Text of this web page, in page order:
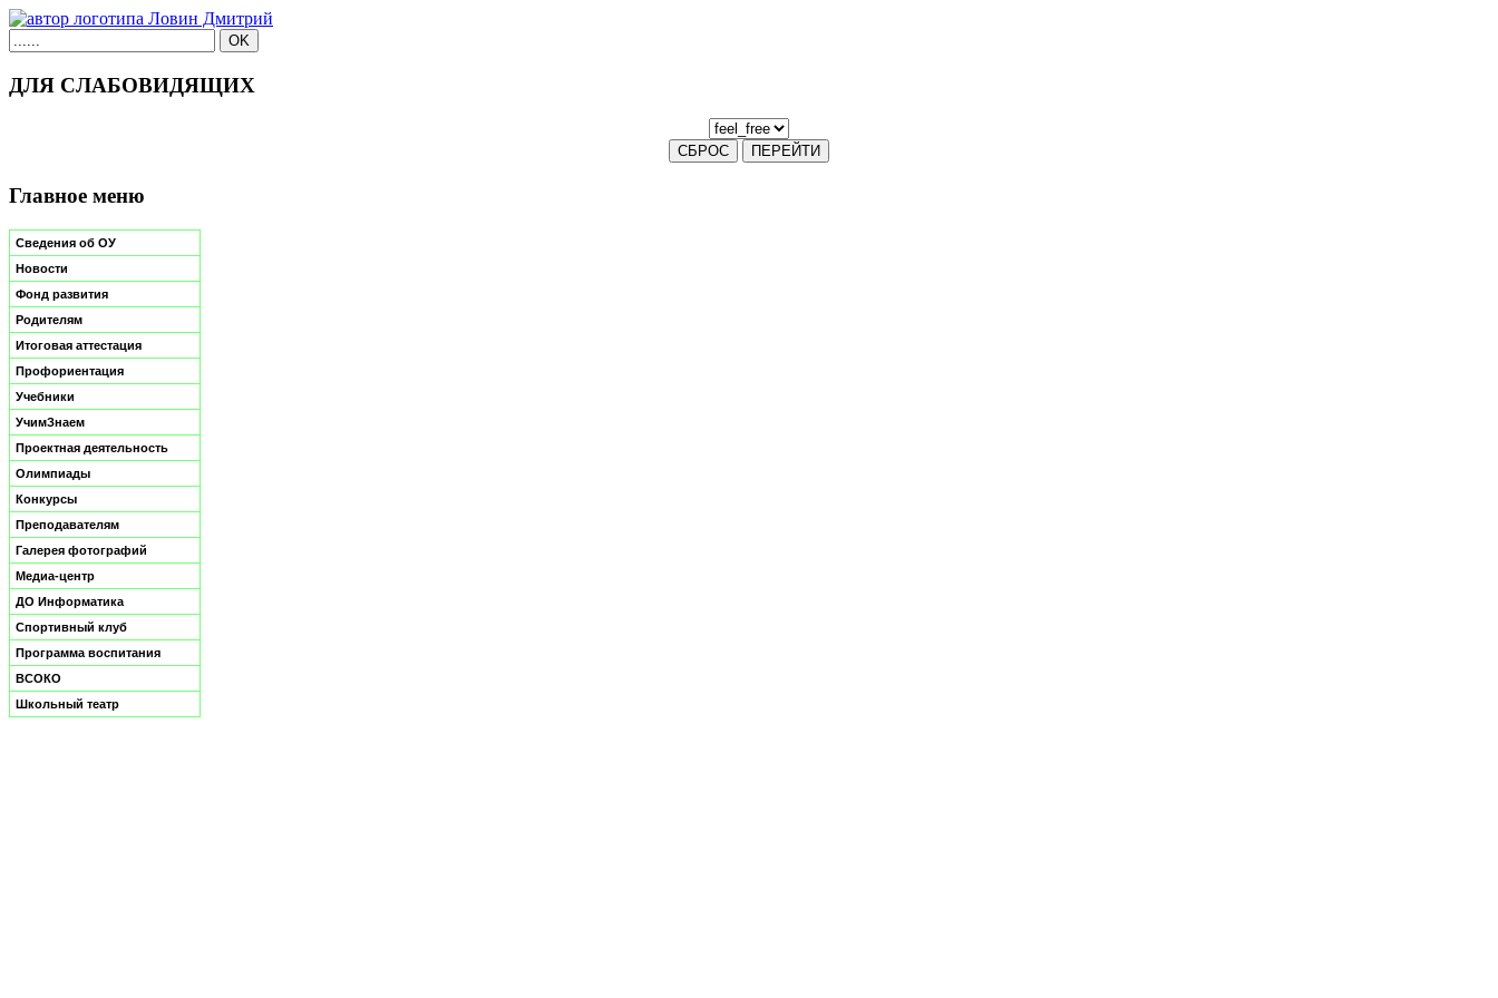
ДЛЯ СЛАБОВИДЯЩИХ
Главное меню
Сведения об ОУ
Новости
Фонд развития
Родителям
Итоговая аттестация
Профориентация
Учебники
УчимЗнаем
Проектная деятельность
Олимпиады
Конкурсы
Преподавателям
Галерея фотографий
Медиа-центр
ДО Информатика
Спортивный клуб
Программа воспитания
ВСОКО
Школьный театр